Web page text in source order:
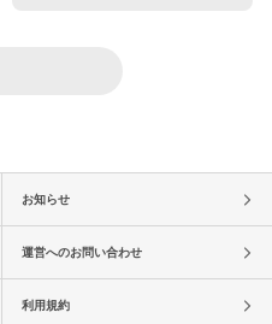
お知らせ
運営へのお問い合わせ
利用規約